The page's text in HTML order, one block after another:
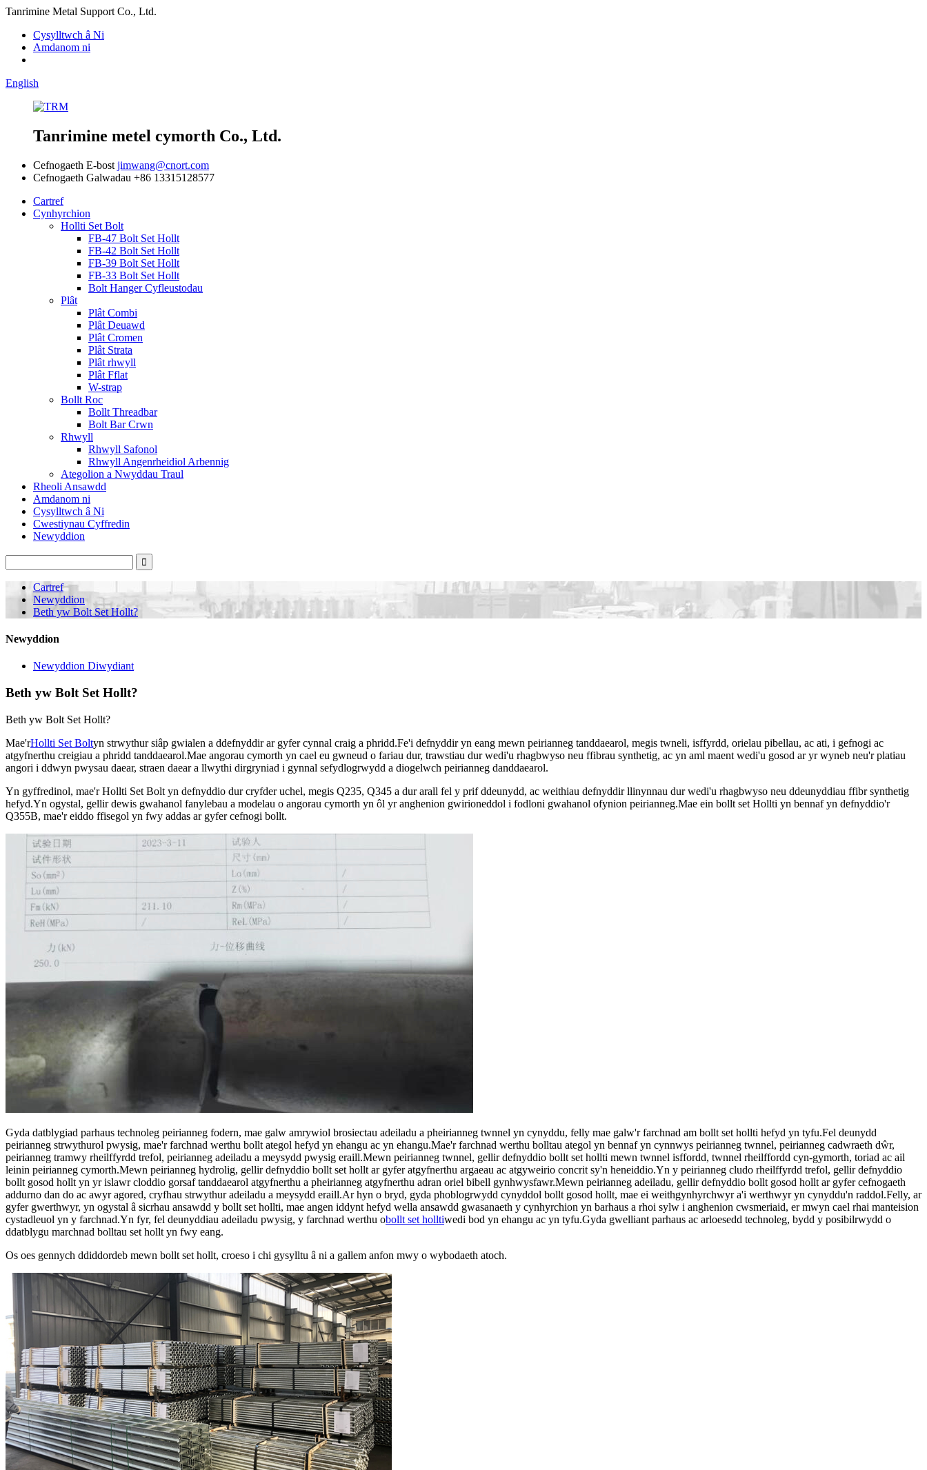
Tanrimine Metal Support Co., Ltd.
Cysylltwch â Ni
Amdanom ni
English
Tanrimine metel cymorth Co., Ltd.
Cefnogaeth E-bost jimwang@cnort.com
Cefnogaeth Galwadau +86 13315128577
Cartref
Cynhyrchion
Hollti Set Bolt
FB-47 Bolt Set Hollt
FB-42 Bolt Set Hollt
FB-39 Bolt Set Hollt
FB-33 Bolt Set Hollt
Bolt Hanger Cyfleustodau
Plât
Plât Combi
Plât Deuawd
Plât Cromen
Plât Strata
Plât rhwyll
Plât Fflat
W-strap
Bollt Roc
Bollt Threadbar
Bolt Bar Crwn
Rhwyll
Rhwyll Safonol
Rhwyll Angenrheidiol Arbennig
Ategolion a Nwyddau Traul
Rheoli Ansawdd
Amdanom ni
Cysylltwch â Ni
Cwestiynau Cyffredin
Newyddion
Cartref
Newyddion
Beth yw Bolt Set Hollt?
Newyddion
Newyddion Diwydiant
Beth yw Bolt Set Hollt?
Beth yw Bolt Set Hollt?
Mae'rHollti Set Boltyn strwythur siâp gwialen a ddefnyddir ar gyfer cynnal craig a phridd.Fe'i defnyddir yn eang mewn peirianneg tanddaearol, megis twneli, isffyrdd, orielau pibellau, ac ati, i gefnogi ac
atgyfnerthu creigiau a phridd tanddaearol.Mae angorau cymorth yn cael eu gwneud o fariau dur, trawstiau dur wedi'u rhagbwyso neu ffibrau synthetig, ac yn aml maent wedi'u gosod ar yr wyneb neu'r platiau
angori i ddwyn pwysau daear, straen daear a llwythi dirgryniad i gynnal sefydlogrwydd a diogelwch peirianneg danddaearol.
Yn gyffredinol, mae'r Hollti Set Bolt yn defnyddio dur cryfder uchel, megis Q235, Q345 a dur arall fel y prif ddeunydd, ac weithiau defnyddir llinynnau dur wedi'u rhagbwyso neu ddeunyddiau ffibr synthetig
hefyd.Yn ogystal, gellir dewis gwahanol fanylebau a modelau o angorau cymorth yn ôl yr anghenion gwirioneddol i fodloni gwahanol ofynion peirianneg.Mae ein bollt set Hollti yn bennaf yn defnyddio'r
Q355B, mae'r eiddo ffisegol yn fwy addas ar gyfer cefnogi bollt.
Gyda datblygiad parhaus technoleg peirianneg fodern, mae galw amrywiol brosiectau adeiladu a pheirianneg twnnel yn cynyddu, felly mae galw'r farchnad am bollt set hollti hefyd yn tyfu.Fel deunydd
peirianneg strwythurol pwysig, mae'r farchnad werthu bollt ategol hefyd yn ehangu ac yn ehangu.Mae'r farchnad werthu bolltau ategol yn bennaf yn cynnwys peirianneg twnnel, peirianneg cadwraeth dŵr,
peirianneg tramwy rheilffyrdd trefol, peirianneg adeiladu a meysydd pwysig eraill.Mewn peirianneg twnnel, gellir defnyddio bollt set hollti mewn twnnel isffordd, twnnel rheilffordd cyn-gymorth, toriad ac ail
leinin peirianneg cymorth.Mewn peirianneg hydrolig, gellir defnyddio bollt set hollt ar gyfer atgyfnerthu argaeau ac atgyweirio concrit sy'n heneiddio.Yn y peirianneg cludo rheilffyrdd trefol, gellir defnyddio
bollt gosod hollt yn yr islawr cloddio gorsaf tanddaearol atgyfnerthu a pheirianneg atgyfnerthu adran oriel bibell gynhwysfawr.Mewn peirianneg adeiladu, gellir defnyddio bollt gosod hollt ar gyfer cefnogaeth
addurno dan do ac awyr agored, cryfhau strwythur adeiladu a meysydd eraill.Ar hyn o bryd, gyda phoblogrwydd cynyddol bollt gosod hollt, mae ei weithgynhyrchwyr a'i werthwyr yn cynyddu'n raddol.Felly, ar
gyfer gwerthwyr, yn ogystal â sicrhau ansawdd y bollt set hollti, mae angen iddynt hefyd wella ansawdd gwasanaeth y cynhyrchion yn barhaus a rhoi sylw i anghenion cwsmeriaid, er mwyn cael rhai manteision
cystadleuol yn y farchnad.Yn fyr, fel deunyddiau adeiladu pwysig, y farchnad werthu obollt set holltiwedi bod yn ehangu ac yn tyfu.Gyda gwelliant parhaus ac arloesedd technoleg, bydd y posibilrwydd o
ddatblygu marchnad bolltau set hollt yn fwy eang.
Os oes gennych ddiddordeb mewn bollt set hollt, croeso i chi gysylltu â ni a gallem anfon mwy o wybodaeth atoch.